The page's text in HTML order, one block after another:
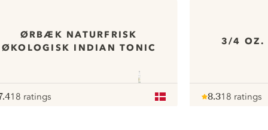
ØRBÆK NATURFRISK
ØKOLOGISK INDIAN TONIC
18 ratings
3/4 OZ.
8.318 ratings